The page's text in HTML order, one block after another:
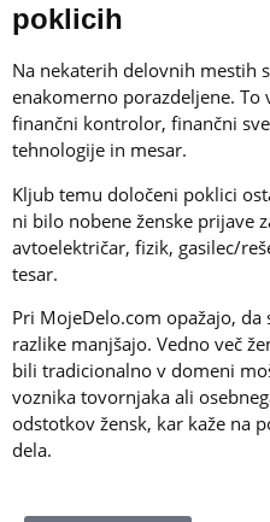
poklicih
Na nekaterih delovnih mestih
enakomerno porazdeljene. To
finančni kontrolor, finančni
tehnologije in mesar.
Kljub temu določeni poklici
ni bilo nobene ženske prijave
avtoelektričar, fizik, gasilec/
tesar.
Pri MojeDelo.com opažajo,
razlike manjšajo. Vedno več
bili tradicionalno v domeni
voznika tovornjaka ali
odstotkov žensk, kar kaže na
dela.